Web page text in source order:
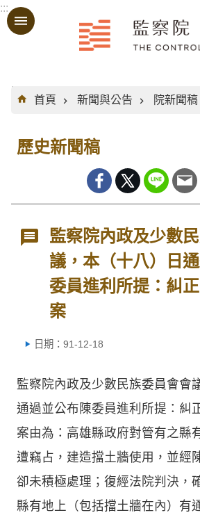
跳到主要內容區塊
:::
:::
首頁
新聞與公告 院新聞稿
歷史新聞稿
監察院內政及少數
議，本（十八）日
委員進利所提：糾
案
日期：91-12-18
監察院內政及少數民族委員會會
通過並公布陳委員進利所提：糾
案由為：高雄縣政府對管有之縣
遭竊占，建造擋土牆使用，並經
卻未積極處理；復經法院判決，
縣有地上（包括擋土牆在內）有